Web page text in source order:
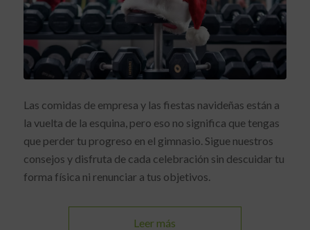
Las comidas de empresa y las fiestas navideñas están a
la vuelta de la esquina, pero eso no significa que tengas
que perder tu progreso en el gimnasio. Sigue nuestros
consejos y disfruta de cada celebración sin descuidar tu
forma física ni renunciar a tus objetivos.
Leer más